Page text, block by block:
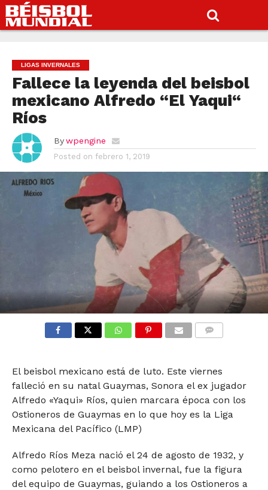
LIGAS INVERNALES
Fallece la leyenda del beisbol
mexicano Alfredo “El Yaqui“
Ríos
By wpengine
Posted on febrero 1, 2019
El beisbol mexicano está de luto. Este viernes
falleció en su natal Guaymas, Sonora el ex jugador
Alfredo «Yaqui» Ríos, quien marcara época con los
Ostioneros de Guaymas en lo que hoy es la Liga
Mexicana del Pacífico (LMP)
Alfredo Ríos Meza nació el 24 de agosto de 1932, y
como pelotero en el beisbol invernal, fue la figura
del equipo de Guaymas, guiando a los Ostioneros a